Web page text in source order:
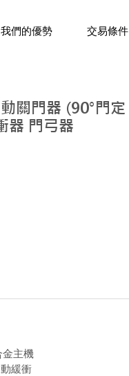
我們的優勢 交易條件
關門器 (90°門定
器 門弓器
主機
緩衝